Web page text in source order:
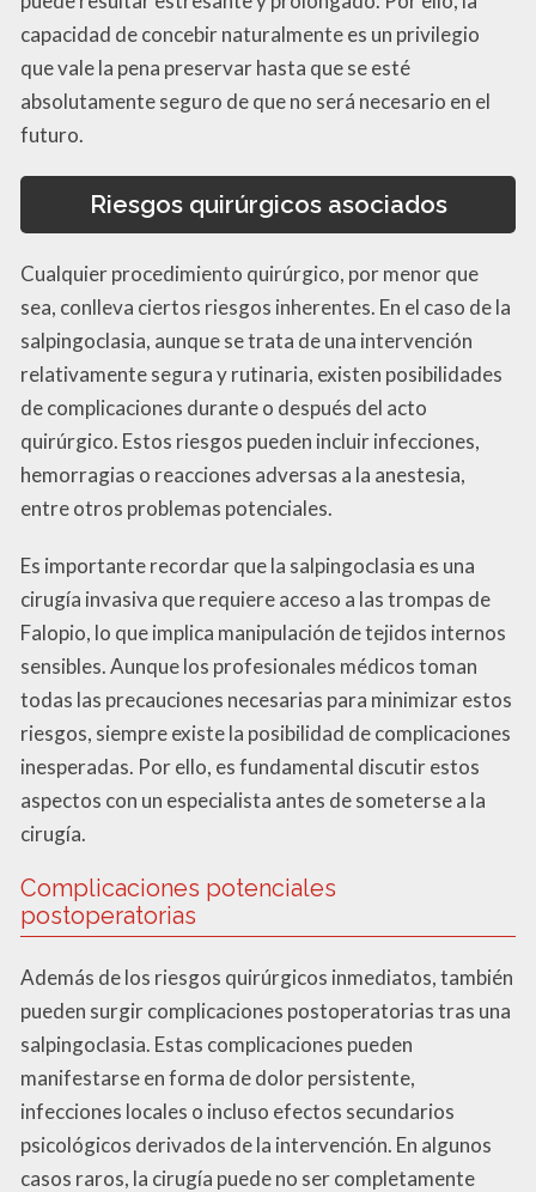
capacidad de concebir naturalmente es un privilegio
que vale la pena preservar hasta que se esté
absolutamente seguro de que no será necesario en el
futuro.
Riesgos quirúrgicos asociados
Cualquier procedimiento quirúrgico, por menor que
sea, conlleva ciertos riesgos inherentes. En el caso de la
salpingoclasia, aunque se trata de una intervención
relativamente segura y rutinaria, existen posibilidades
de complicaciones durante o después del acto
quirúrgico. Estos riesgos pueden incluir infecciones,
hemorragias o reacciones adversas a la anestesia,
entre otros problemas potenciales.
Es importante recordar que la salpingoclasia es una
cirugía invasiva que requiere acceso a las trompas de
Falopio, lo que implica manipulación de tejidos internos
sensibles. Aunque los profesionales médicos toman
todas las precauciones necesarias para minimizar estos
riesgos, siempre existe la posibilidad de complicaciones
inesperadas. Por ello, es fundamental discutir estos
aspectos con un especialista antes de someterse a la
cirugía.
Complicaciones potenciales
postoperatorias
Además de los riesgos quirúrgicos inmediatos, también
pueden surgir complicaciones postoperatorias tras una
salpingoclasia. Estas complicaciones pueden
manifestarse en forma de dolor persistente,
infecciones locales o incluso efectos secundarios
psicológicos derivados de la intervención. En algunos
casos raros, la cirugía puede no ser completamente